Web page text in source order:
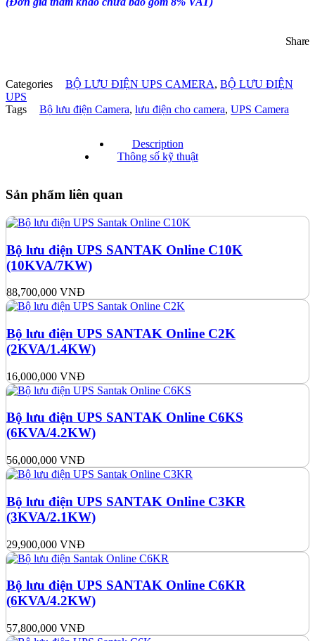
Share
Categories BỘ LƯU ĐIỆN UPS CAMERA, BỘ LƯU ĐIỆN
UPS
Tags
Bộ lưu điện Camera, lưu điện cho camera, UPS Camera
Description
Thông số kỹ thuật
Sản phẩm liên quan
Bộ lưu điện UPS SANTAK Online C10K
(10KVA/7KW)
88,700,000 VNĐ
Bộ lưu điện UPS SANTAK Online C2K
(2KVA/1.4KW)
16,000,000 VNĐ
Bộ lưu điện UPS SANTAK Online C6KS
(6KVA/4.2KW)
56,000,000 VNĐ
Bộ lưu điện UPS SANTAK Online C3KR
(3KVA/2.1KW)
29,900,000 VNĐ
Bộ lưu điện UPS SANTAK Online C6KR
(6KVA/4.2KW)
57,800,000 VNĐ